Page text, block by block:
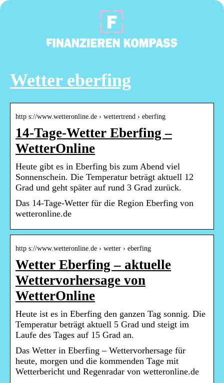
Wetter eberfing
http s://www.wetteronline.de › wettertrend › eberfing
14-Tage-Wetter Eberfing –
WetterOnline
Heute gibt es in Eberfing bis zum Abend viel
Sonnenschein. Die Temperatur beträgt aktuell 12
Grad und geht später auf rund 3 Grad zurück.
Das 14-Tage-Wetter für die Region Eberfing von
wetteronline.de
http s://www.wetteronline.de › wetter › eberfing
Wetter Eberfing – aktuelle
Wettervorhersage von
WetterOnline
Heute ist es in Eberfing den ganzen Tag sonnig. Die
Temperatur beträgt aktuell 5 Grad und steigt im
Laufe des Tages auf 15 Grad an.
Das Wetter in Eberfing – Wettervorhersage für
heute, morgen und die kommenden Tage mit
Wetterbericht und Regenradar von wetteronline.de